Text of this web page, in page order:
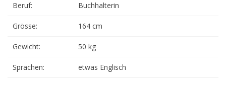
Beruf: Buchhalterin
Grösse: 164 cm
Gewicht: 50 kg
Sprachen: etwas Englisch